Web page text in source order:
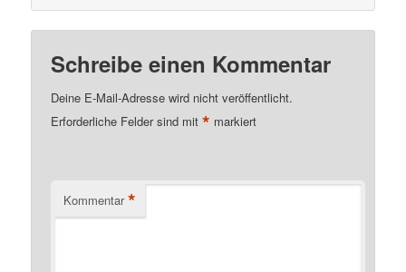
Schreibe einen Kommentar
Deine E-Mail-Adresse wird nicht veröffentlicht.
Erforderliche Felder sind mit* markiert
Kommentar *